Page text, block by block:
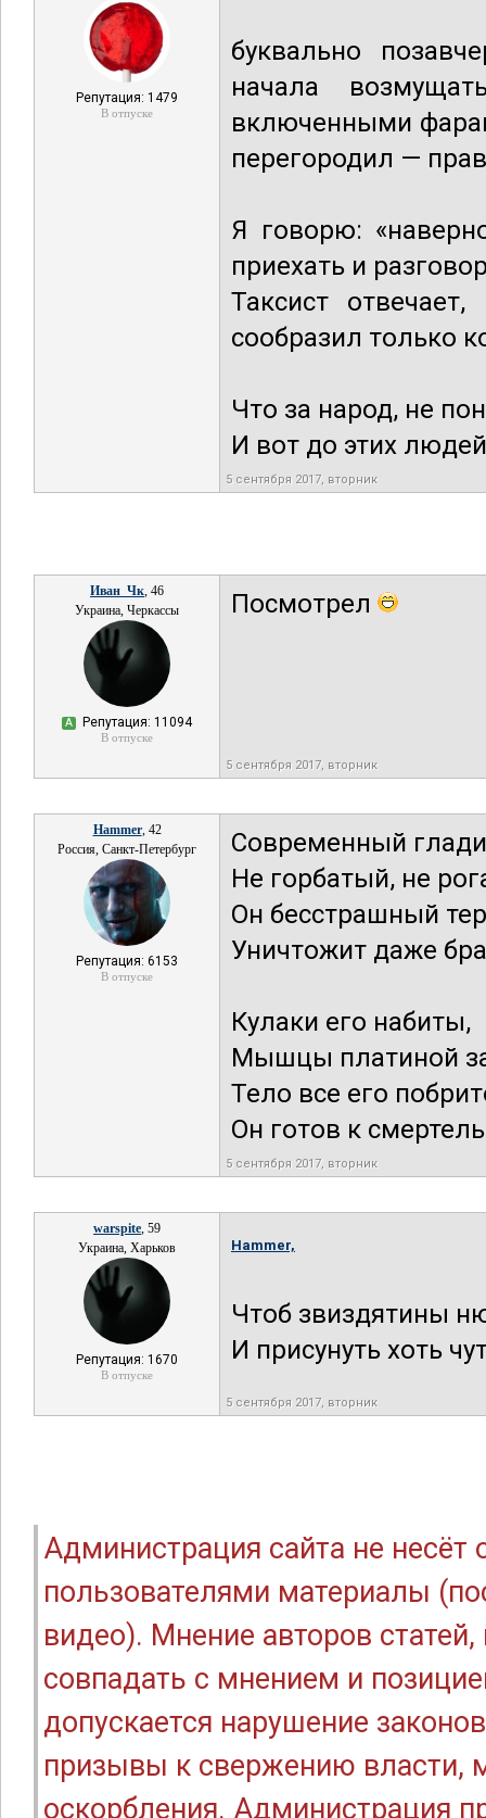
Репутация: 1479
В отпуске
буквально
начала
включенными
перегородил —
Я говорю:
приехать и
Таксист
сообразил только
Что за народ, не
И вот до этих
5 сентября 2017, вторник
Иван_Чк, 46
Украина, Черкассы
А Репутация: 11094
В отпуске
Посмотрел
5 сентября 2017, вторник
Hammer, 42
Россия, Санкт-Петербург
Репутация: 6153
В отпуске
Современный
Не горбатый, не
Он бесстрашный
Уничтожит даже
Кулаки его набиты,
Мышцы платиной
Тело все его
Он готов к
5 сентября 2017, вторник
warspite, 59
Украина, Харьков
Репутация: 1670
В отпуске
Hammer,
Чтоб звиздятины
И присунуть хоть
5 сентября 2017, вторник
Администрация сайта не
пользователями материалы
видео). Мнение авторов
совпадать с мнением и
допускается нарушение
призывы к свержению власти,
оскорбления. Администрация